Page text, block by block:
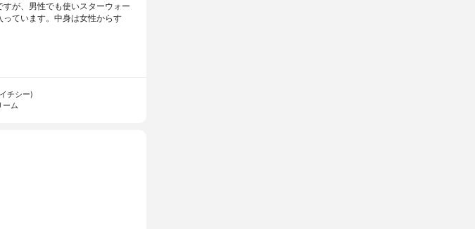
が、男性でも使いスターウォー
っています。中身は女性からす
チシー)
ーム